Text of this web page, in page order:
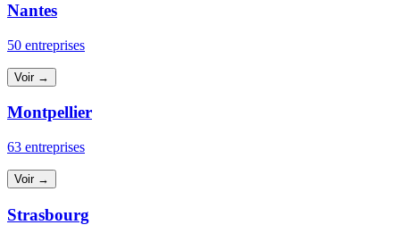
Nantes
50 entreprises
Voir →
Montpellier
63 entreprises
Voir →
Strasbourg